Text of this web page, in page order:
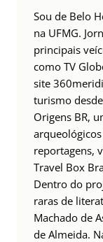
Sou de Belo
na UFMG.
principais
como TV
site
turismo
Origens BR,
reportagens,
Travel Box
Dentro do
raras de
Machado de
de Almeida.